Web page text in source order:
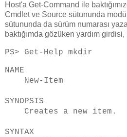
Host'a Get-Command ile
Cmdlet ve Source sütununda
sütununda da sürüm numarası
baktığımda gözüken yardım
PS> Get-Help mkdir
NAME
New-Item
SYNOPSIS
Creates a new item.
SYNTAX